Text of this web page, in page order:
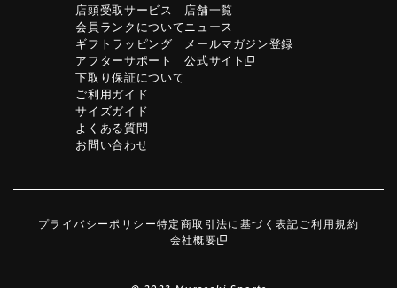
店頭受取サービス
会員ランクについて
ギフトラッピング
アフターサポート
下取り保証について
ご利用ガイド
サイズガイド
よくある質問
お問い合わせ
店舗一覧
ニュース
メールマガジン登録
公式サイト
プライバシーポリシー特定商取引法に基づく表記ご利用規約
会社概要